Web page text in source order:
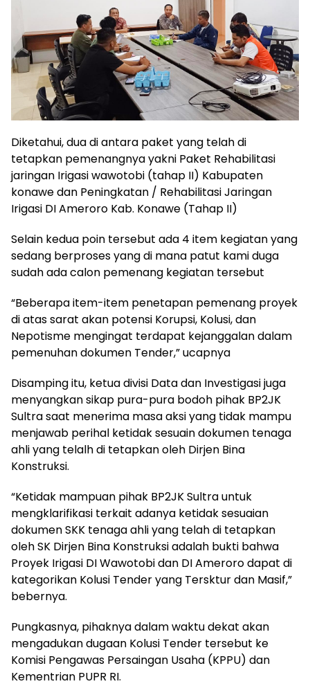
Diketahui, dua di antara paket yang telah di
tetapkan pemenangnya yakni Paket Rehabilitasi
jaringan Irigasi wawotobi (tahap II) Kabupaten
konawe dan Peningkatan / Rehabilitasi Jaringan
Irigasi DI Ameroro Kab. Konawe (Tahap II)
Selain kedua poin tersebut ada 4 item kegiatan yang
sedang berproses yang di mana patut kami duga
sudah ada calon pemenang kegiatan tersebut
“Beberapa item-item penetapan pemenang proyek
di atas sarat akan potensi Korupsi, Kolusi, dan
Nepotisme mengingat terdapat kejanggalan dalam
pemenuhan dokumen Tender,” ucapnya
Disamping itu, ketua divisi Data dan Investigasi juga
menyangkan sikap pura-pura bodoh pihak BP2JK
Sultra saat menerima masa aksi yang tidak mampu
menjawab perihal ketidak sesuain dokumen tenaga
ahli yang telalh di tetapkan oleh Dirjen Bina
Konstruksi.
“Ketidak mampuan pihak BP2JK Sultra untuk
mengklarifikasi terkait adanya ketidak sesuaian
dokumen SKK tenaga ahli yang telah di tetapkan
oleh SK Dirjen Bina Konstruksi adalah bukti bahwa
Proyek Irigasi DI Wawotobi dan DI Ameroro dapat di
kategorikan Kolusi Tender yang Tersktur dan Masif,”
bebernya.
Pungkasnya, pihaknya dalam waktu dekat akan
mengadukan dugaan Kolusi Tender tersebut ke
Komisi Pengawas Persaingan Usaha (KPPU) dan
Kementrian PUPR RI.